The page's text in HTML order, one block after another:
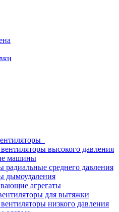
высокого давления
машины
радиальные среднего давления
дымоудаления
агрегаты
для вытяжки
низкого давления